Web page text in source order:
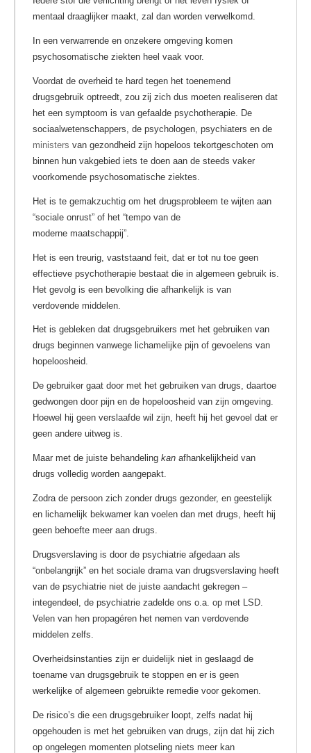
mentaal draaglijker maakt, zal dan worden verwelkomd.
In een verwarrende en onzekere omgeving komen
psychosomatische ziekten heel vaak voor.
Voordat de overheid te hard tegen het toenemend
drugsgebruik optreedt, zou zij zich dus moeten realiseren dat
het een symptoom is van gefaalde psychotherapie. De
sociaalwetenschappers, de psychologen, psychiaters en de
ministers van gezondheid zijn hopeloos tekortgeschoten om
binnen hun vakgebied iets te doen aan de steeds vaker
voorkomende psychosomatische ziektes.
Het is te gemakzuchtig om het drugsprobleem te wijten aan
“sociale onrust” of het “tempo van de
moderne maatschappij”.
Het is een treurig, vaststaand feit, dat er tot nu toe geen
effectieve psychotherapie bestaat die in algemeen gebruik is.
Het gevolg is een bevolking die afhankelijk is van
verdovende middelen.
Het is gebleken dat drugsgebruikers met het gebruiken van
drugs beginnen vanwege lichamelijke pijn of gevoelens van
hopeloosheid.
De gebruiker gaat door met het gebruiken van drugs, daartoe
gedwongen door pijn en de hopeloosheid van zijn omgeving.
Hoewel hij geen verslaafde wil zijn, heeft hij het gevoel dat er
geen andere uitweg is.
Maar met de juiste behandeling kan afhankelijkheid van
drugs volledig worden aangepakt.
Zodra de persoon zich zonder drugs gezonder, en geestelijk
en lichamelijk bekwamer kan voelen dan met drugs, heeft hij
geen behoefte meer aan drugs.
Drugsverslaving is door de psychiatrie afgedaan als
“onbelangrijk” en het sociale drama van drugsverslaving heeft
van de psychiatrie niet de juiste aandacht gekregen –
integendeel, de psychiatrie zadelde ons o.a. op met LSD.
Velen van hen propagéren het nemen van verdovende
middelen zelfs.
Overheidsinstanties zijn er duidelijk niet in geslaagd de
toename van drugsgebruik te stoppen en er is geen
werkelijke of algemeen gebruikte remedie voor gekomen.
De risico’s die een drugsgebruiker loopt, zelfs nadat hij
opgehouden is met het gebruiken van drugs, zijn dat hij zich
op ongelegen momenten plotseling niets meer kan